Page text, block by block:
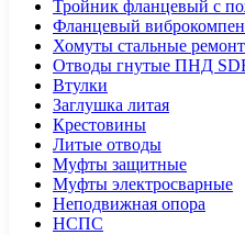
Тройник фланцевый с
Фланцевый
Хомуты стальные
Отводы гнутые ПНД
Втулки
Заглушка литая
Крестовины
Литые отводы
Муфты защитные
Муфты электросварные
Неподвижная опора
НСПС